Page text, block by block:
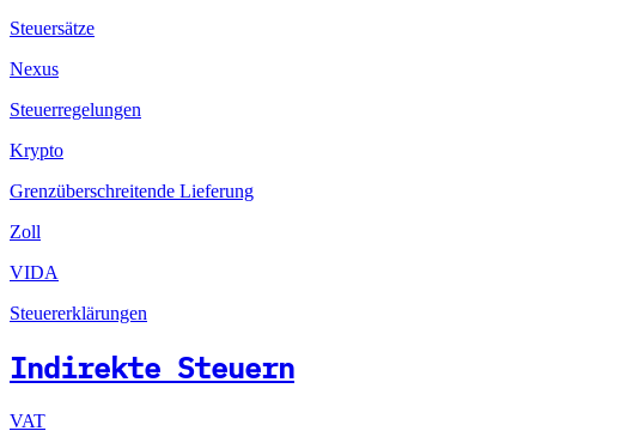
Steuersätze
Nexus
Steuerregelungen
Krypto
Grenzüberschreitende Lieferung
Zoll
VIDA
Steuererklärungen
Indirekte Steuern
VAT